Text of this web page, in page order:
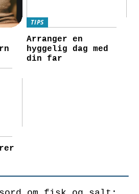
TIPS
Arranger en
hyggelig dag med
din far